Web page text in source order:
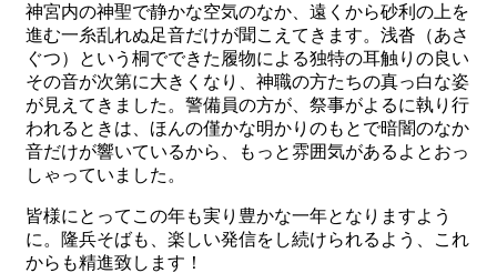
神宮内の神聖で静かな空気のなか、遠くから砂利の上を
進む一糸乱れぬ足音だけが聞こえてきます。浅沓（あさ
ぐつ）という桐でできた履物による独特の耳触りの良い
その音が次第に大きくなり、神職の方たちの真っ白な姿
が見えてきました。警備員の方が、祭事がよるに執り行
われるときは、ほんの僅かな明かりのもとで暗闇のなか
音だけが響いているから、もっと雰囲気があるよとおっ
しゃっていました。
皆様にとってこの年も実り豊かな一年となりますよう
に。隆兵そばも、楽しい発信をし続けられるよう、これ
からも精進致します！